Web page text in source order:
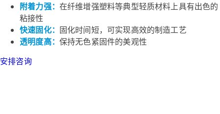
附着力强： 在纤维增强塑料等典型轻质材料上具有出色的
粘接性
快速固化： 固化时间短，可实现高效的制造工艺
透明度高： 保持无色紧固件的美观性
安排咨询